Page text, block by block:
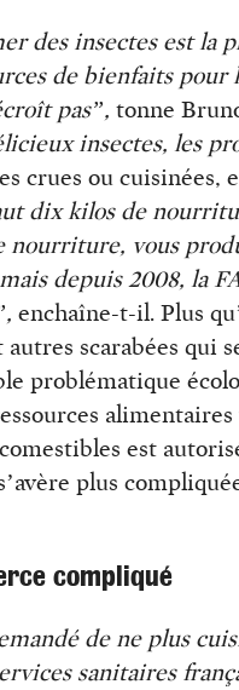
des insectes est
de bienfaits
pas”, tonne
insectes, les
crues ou cuisinées,
dix kilos de
nourriture, vous
depuis 2008, la
enchaîne-t-il. Plus
autres scarabées qui
problématique
est
plus
compliqué
de ne plus
sanitaires